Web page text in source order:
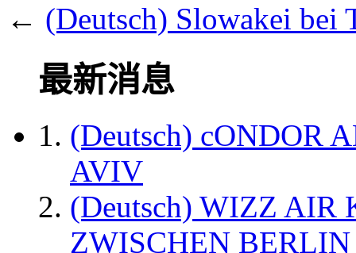
← (Deutsch) Slowakei bei
最新消息
(Deutsch) cONDOR
AVIV
(Deutsch) WIZZ AIR
ZWISCHEN